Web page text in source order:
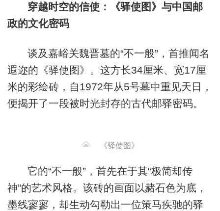
穿越时空的信使：《驿使图》与中国邮
政的文化密码
谈及嘉峪关魏晋墓的“不一般”，首推闻名
遐迩的《驿使图》。这方长34厘米、宽17厘
米的彩绘砖，自1972年从5号墓中重见天日，
便揭开了一段被时光封存的古代邮驿密码。
《驿使图》
它的“不一般”，首先在于其“极简却传
神”的艺术风格。该砖的画面以赭石色为底，
墨线寥寥，却生动勾勒出一位策马疾驰的驿